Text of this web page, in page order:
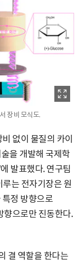
장비 모식도.
없이 물질의 카이
을 개발해 국제학
발표했다. 연구팀
는 전자기장은 원
정 방향으로
향으로만 진동한다.
결 역할을 한다는